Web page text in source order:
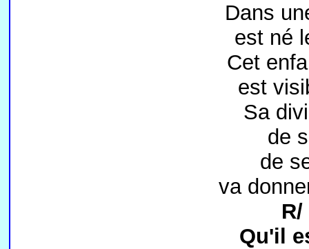
Dans
est né
Cet
est
Sa
de
de
va
Qu'il